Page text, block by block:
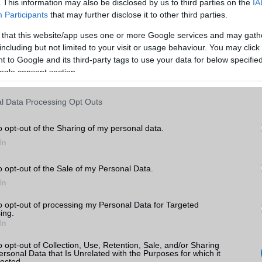
This information may also be disclosed by us to third parties on the
Participants that may further disclose it to other third parties.
that this website/app uses one or more Google services and may
but not limited to your visit or usage behaviour. You may
to Google and its third-party tags to use your data for below
consent section.
Data Processing Opt Outs
opt-out of the Sharing of my personal data.
opt-out of the Sale of my Personal Data.
opt-out of processing my Personal Data for Targeted
opt-out of Collection, Use, Retention, Sale, and/or Sharing
Data that Is Unrelated with the Purposes for which it
Video lejátszás 1080p HD lejátszó
MEMÓRIA ÉS TÁRHELY
Telefonkönyv db dinamikus
Min. memória 8 GB
Min. háttértár
GPRS
WAP 5HTML
MMS Nincs